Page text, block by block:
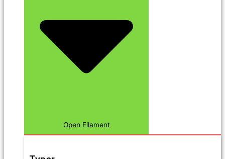
Open Filament